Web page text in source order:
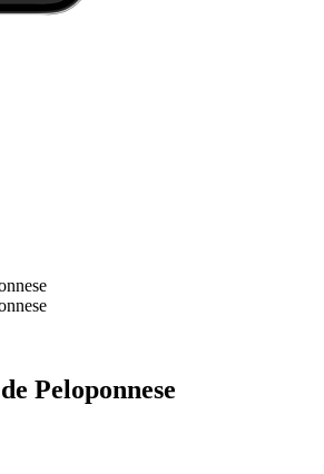
Peloponnese